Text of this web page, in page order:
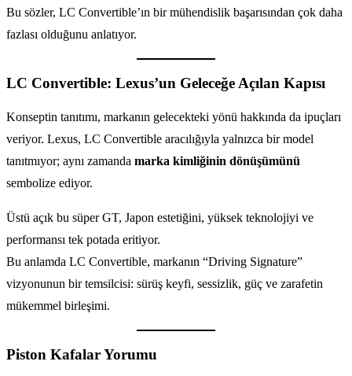
Bu sözler, LC Convertible’ın bir mühendislik başarısından çok daha
fazlası olduğunu anlatıyor.
LC Convertible: Lexus’un Geleceğe Açılan Kapısı
Konseptin tanıtımı, markanın gelecekteki yönü hakkında da ipuçları
veriyor. Lexus, LC Convertible aracılığıyla yalnızca bir model
tanıtmıyor; aynı zamanda marka kimliğinin dönüşümünü
sembolize ediyor.
Üstü açık bu süper GT, Japon estetiğini, yüksek teknolojiyi ve
performansı tek potada eritiyor.
Bu anlamda LC Convertible, markanın “Driving Signature”
vizyonunun bir temsilcisi: sürüş keyfi, sessizlik, güç ve zarafetin
mükemmel birleşimi.
Piston Kafalar Yorumu